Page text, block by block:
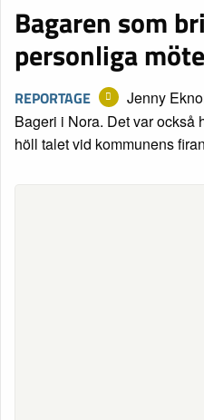
Bagaren som
personliga
REPORTAGE
Jenny
Bageri i Nora. Det var också
höll talet vid kommunens